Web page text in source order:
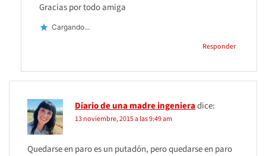
Gracias por todo amiga
Cargando...
Responder
Diario de una madre ingenieradice:
13 noviembre, 2015 a las 9:49 am
Quedarse en paro es un putadón, pero quedarse en paro